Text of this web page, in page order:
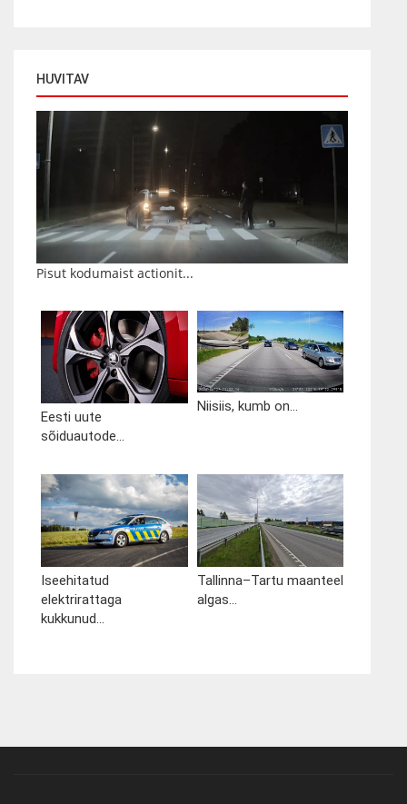
HUVITAV
Pisut kodumaist actionit...
Eesti uute
sõiduautode...
Niisiis, kumb on...
Iseehitatud
elektrirattaga
kukkunud...
Tallinna–Tartu maanteel
algas...